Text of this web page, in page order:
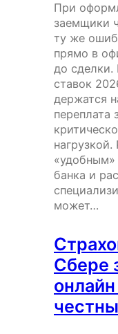
При
заемщики
ту же
прямо в
до сделки.
ставок
держатся
переплата
банка и
может…
Сбере